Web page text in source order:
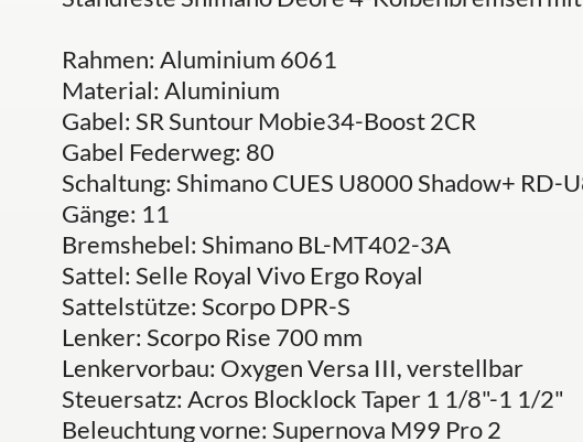
Rahmen: Aluminium 6061
Material: Aluminium
Gabel: SR Suntour Mobie34-Boost 2CR
Gabel Federweg: 80
Schaltung: Shimano CUES U8000 Shadow+ RD-
Gänge: 11
Bremshebel: Shimano BL-MT402-3A
Sattel: Selle Royal Vivo Ergo Royal
Sattelstütze: Scorpo DPR-S
Lenker: Scorpo Rise 700 mm
Lenkervorbau: Oxygen Versa III, verstellbar
Steuersatz: Acros Blocklock Taper 1 1/8"-1 1/2"
Beleuchtung vorne: Supernova M99 Pro 2